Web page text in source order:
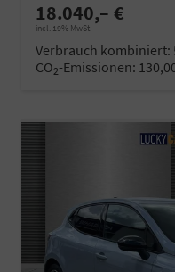
18.040,– €
incl. 19% MwSt.
Verbrauch kombiniert:
CO2-Emissionen: